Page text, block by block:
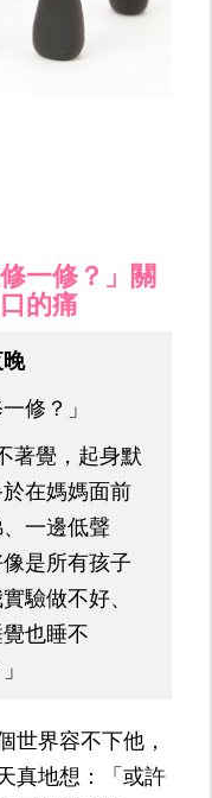
一修？」關
的痛
修？」
著覺，起身默
在媽媽面前
一邊低聲
是所有孩子
驗做不好、
也睡不
世界容不下他，
真地想：「或許